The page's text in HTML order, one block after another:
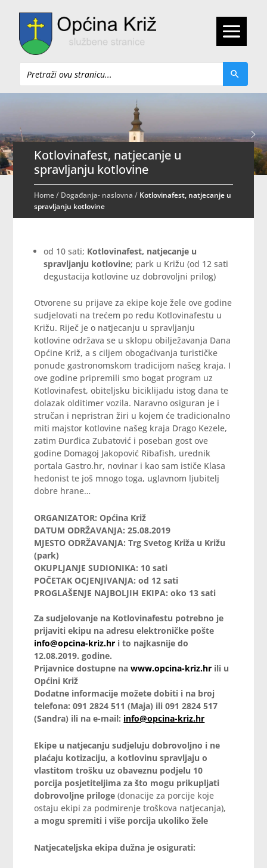
Pretraži
Kotlovinafest, natjecanje u
spravljanju kotlovine
Home/ Događanja- naslovna / Kotlovinafest, natjecanje u
spravljanju kotlovine
od 10 sati; Kotlovinafest, natjecanje u
spravljanju kotlovine; park u Križu (od 12 sati
degustacija kotlovine uz dobrovoljni prilog)
Otvorene su prijave za ekipe koje žele ove godine
sudjelovati na trećem po redu Kotlovinafestu u
Križu. Riječ je o natjecanju u spravljanju
kotlovine održava se u sklopu obilježavanja Dana
Općine Križ, a s ciljem obogaćivanja turističke
ponude gastronomskom tradicijom našeg kraja. I
ove godine pripremili smo bogat program uz
Kotlovinafest, obiteljsku biciklijadu istog dana te
dolazak olditimer vozila. Naravno osiguran je i
stručan i nepristran žiri u kojem će tradicionalno
miti majstor kotlovine našeg kraja Drago Kezele,
zatim Đurđica Zubatović i poseban gost ove
godine Domagoj Jakopović Ribafish, urednik
portala Gastro.hr, novinar i kao sam ističe Klasa
hedonist te još mnogo toga, uglavnom ljubitelj
dobre hrane…
ORGANIZATOR: Općina Križ
DATUM ODRŽAVANJA: 25.08.2019
MJESTO ODRŽAVANJA: Trg Svetog Križa u Križu
(park)
OKUPLJANJE SUDIONIKA: 10 sati
POČETAK OCJENJIVANJA: od 12 sati
PROGLAŠENJE NAJBOLJIH EKIPA: oko 13 sati
Za sudjelovanje na Kotlovinafestu potrebno je
prijaviti ekipu na adresu elektroničke pošte
info@opcina-kriz.hr i to najkasnije do
12.08.2019. godine.
Prijavnice dostupne nawww.opcina-kriz.hr ili u
Općini Križ
Dodatne informacije možete dobiti i na broj
telefona: 091 2824 511 (Maja) ili 091 2824 517
(Sandra) ili na e-mail: info@opcina-kriz.hr
Ekipe u natjecanju sudjeluju dobrovoljno i ne
plaćaju kotizaciju, a kotlovinu spravljaju o
vlastitom trošku uz obaveznu podjelu 10
porcija posjetiteljima za što mogu prikupljati
dobrovoljne priloge(donacije za porcije koje
ostaju ekipi za podmirenje troškova natjecanja),
a mogu spremiti i više porcija ukoliko žele
Natjecateljska ekipa dužna je osigurati: